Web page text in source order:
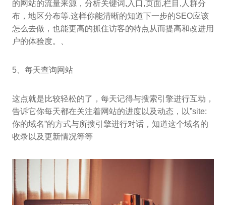
的网站的流量来源，分析关键词,入口,页面,栏目,人群分
布，地区分布等.这样你能清晰的知道下一步的SEO应该
怎么去做，也能更高的抓住访客的特点从而提高和改进用
户的体验度。、
5、每天查询网站
这点就是比较轻松的了，每天记得与搜索引擎进行互动，
告诉它你每天都在关注着网站的进度以及动态，以”site:
你的域名”的方式与所搜引擎进行对话，知道这个域名的
收录以及更新情况等等